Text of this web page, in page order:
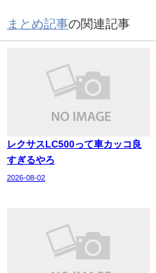
まとめ記事の関連記事
レクサスLC500って車カッコ良
すぎるやろ
2026-08-02